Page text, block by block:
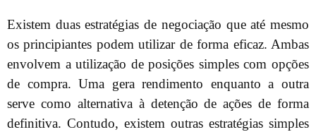
Existem duas estratégias de negociação que até mesmo
os principiantes podem utilizar de forma eficaz. Ambas
envolvem a utilização de posições simples com opções
de compra. Uma gera rendimento enquanto a outra
serve como alternativa à detenção de ações de forma
definitiva. Contudo, existem outras estratégias simples